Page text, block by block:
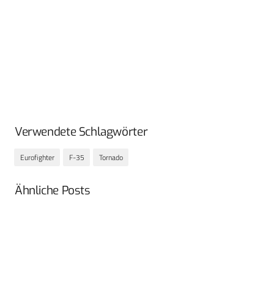
Verwendete Schlagwörter
Eurofighter F-35 Tornado
Ähnliche Posts